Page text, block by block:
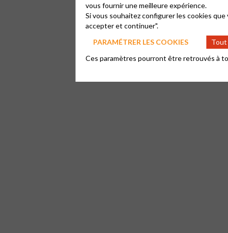
vous fournir une meilleure expérience.
Si vous souhaitez configurer les cookies
accepter et continuer".
PARAMÉTRER LES COOKIES
Ces paramètres pourront être retrouvés à